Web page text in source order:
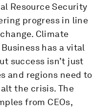
Resource Security
progress in line
Climate
has a vital
success isn’t just
and regions need to
the crisis. The
from CEOs,